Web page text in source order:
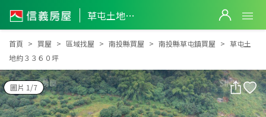
草屯土地約３３６０坪
草屯土地約３３６０坪
首頁 買屋 區域找屋 南投縣買屋 南投縣草屯鎮買屋
草屯土
地約３３６０坪
圖片 1/7